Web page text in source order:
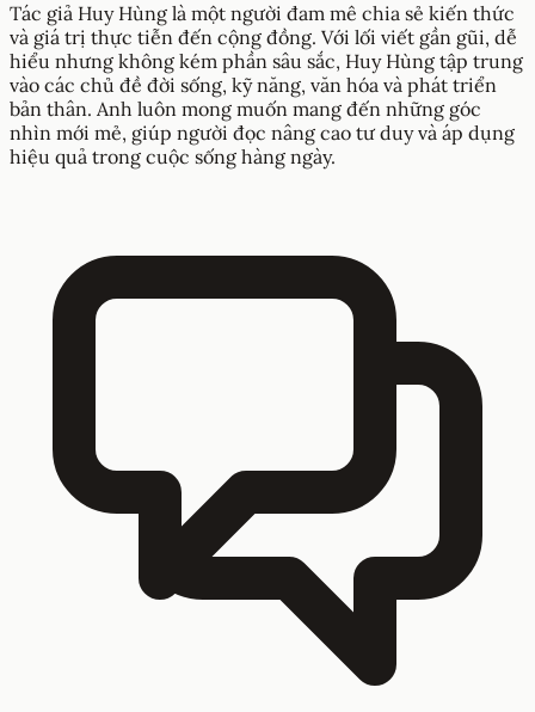
Tác giả Huy Hùng là một người đam mê chia sẻ kiến thức
và giá trị thực tiễn đến cộng đồng. Với lối viết gần gũi, dễ
hiểu nhưng không kém phần sâu sắc, Huy Hùng tập trung
vào các chủ đề đời sống, kỹ năng, văn hóa và phát triển
bản thân. Anh luôn mong muốn mang đến những góc
nhìn mới mẻ, giúp người đọc nâng cao tư duy và áp dụng
hiệu quả trong cuộc sống hàng ngày.